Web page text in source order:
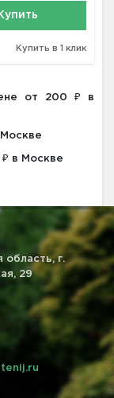
Купить в 1 клик
от 200 ₽ в
₽ в Москве
область, г.
29